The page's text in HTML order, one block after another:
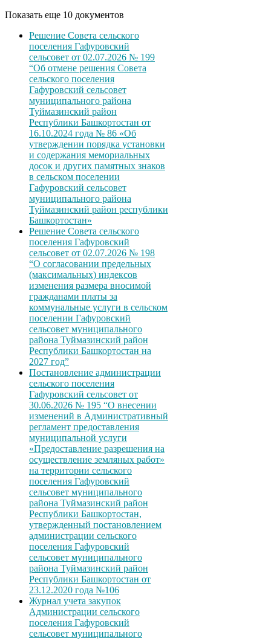
Показать еще 10 документов
Решение Совета сельского
поселения Гафуровский
сельсовет от 02.07.2026 № 199
“Об отмене решения Совета
сельского поселения
Гафуровский сельсовет
муниципального района
Туймазинский район
Республики Башкортостан от
16.10.2024 года № 86 «Об
утверждении порядка установки
и содержания мемориальных
досок и других памятных знаков
в сельском поселении
Гафуровский сельсовет
муниципального района
Туймазинский район республики
Башкортостан»
Решение Совета сельского
поселения Гафуровский
сельсовет от 02.07.2026 № 198
“О согласовании предельных
(максимальных) индексов
изменения размера вносимой
гражданами платы за
коммунальные услуги в сельском
поселении Гафуровский
сельсовет муниципального
района Туймазинский район
Республики Башкортостан на
2027 год”
Постановление администрации
сельского поселения
Гафуровский сельсовет от
30.06.2026 № 195 “О внесении
изменений в Административный
регламент предоставления
муниципальной услуги
«Предоставление разрешения на
осуществление земляных работ»
на территории сельского
поселения Гафуровский
сельсовет муниципального
района Туймазинский район
Республики Башкортостан,
утвержденный постановлением
администрации сельского
поселения Гафуровский
сельсовет муниципального
района Туймазинский район
Республики Башкортостан от
23.12.2020 года №106
Журнал учета закупок
Администрации сельского
поселения Гафуровский
сельсовет муниципального